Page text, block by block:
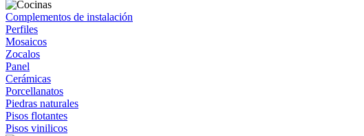
Complementos de instalación
Perfiles
Mosaicos
Zocalos
Panel
Cerámicas
Porcellanatos
Piedras naturales
Pisos flotantes
Pisos vinilicos